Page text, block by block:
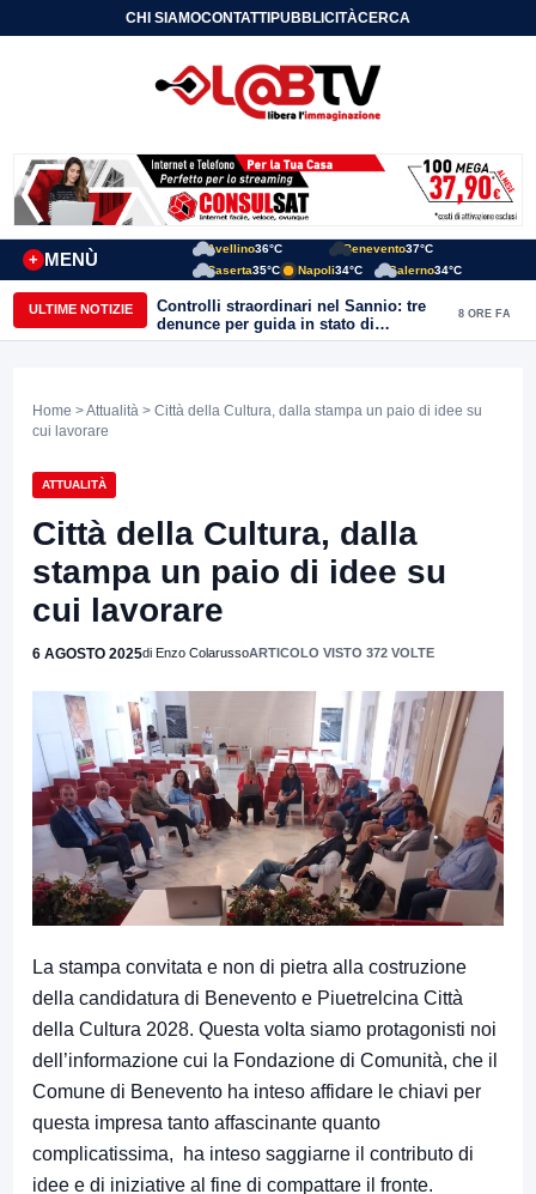
CHI SIAMOCONTATTIPUBBLICITÀCERCA
MENÙ
+
Avellino36°C Benevento37°C
Caserta35°C Napoli34°C Salerno34°C
ULTIME NOTIZIE
Controlli straordinari nel Sannio: tre
denunce per guida in stato di
ebbrezza, un arresto e 1.500 kg di
8 ORE FA
Home >Attualità > Città della Cultura, dalla stampa un paio di idee su
cui lavorare
ATTUALITÀ
Città della Cultura, dalla
stampa un paio di idee su
cui lavorare
6 AGOSTO 2025di Enzo ColarussoARTICOLO VISTO 372 VOLTE
La stampa convitata e non di pietra alla costruzione
della candidatura di Benevento e Piuetrelcina Città
della Cultura 2028. Questa volta siamo protagonisti noi
dell’informazione cui la Fondazione di Comunità, che il
Comune di Benevento ha inteso affidare le chiavi per
questa impresa tanto affascinante quanto
complicatissima, ha inteso saggiarne il contributo di
idee e di iniziative al fine di compattare il fronte.